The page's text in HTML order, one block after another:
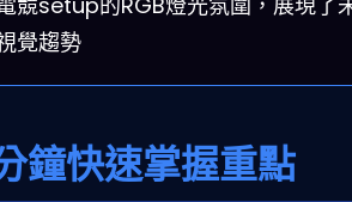
覺趨勢
鐘快速掌握重點